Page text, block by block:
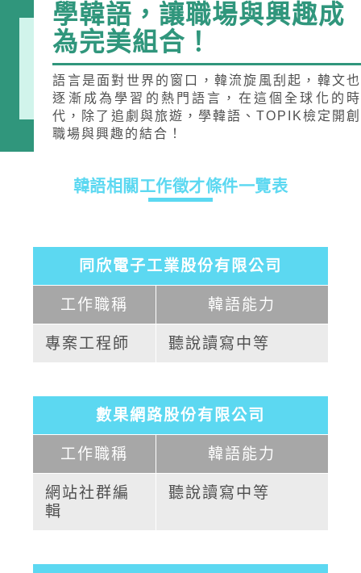
就業輔導
部落格
線上體驗
部落格 粉絲團 影音頻道
學韓語，讓職場與興趣成
為完美組合！
語言是面對世界的窗口，韓流旋風刮起，韓文也
逐漸成為學習的熱門語言，在這個全球化的時
代，除了追劇與旅遊，學韓語、TOPIK檢定開創
職場與興趣的結合！
韓語相關工作徵才條件一覽表
同欣電子工業股份有限公司
工作職稱 韓語能力
專案工程師 聽說讀寫中等
數果網路股份有限公司
工作職稱 韓語能力
網站社群編
輯
聽說讀寫中等